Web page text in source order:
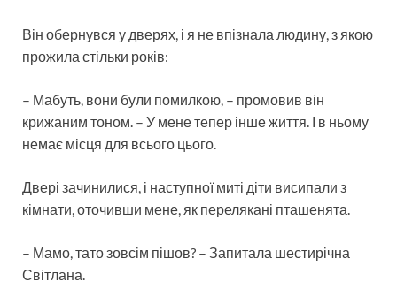
Він обернувся у дверях, і я не впізнала людину, з якою
прожила стільки років:
– Мабуть, вони були помилкою, – промовив він
крижаним тоном. – У мене тепер інше життя. І в ньому
немає місця для всього цього.
Двері зачинилися, і наступної миті діти висипали з
кімнати, оточивши мене, як перелякані пташенята.
– Мамо, тато зовсім пішов? – Запитала шестирічна
Світлана.